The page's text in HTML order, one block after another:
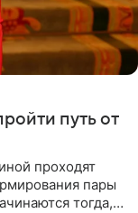
путь от
проходят
пары
тогда,